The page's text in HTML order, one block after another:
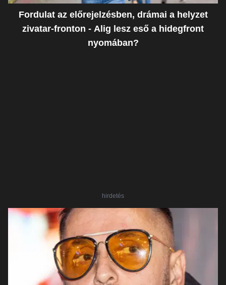
Fordulat az előrejelzésben, drámai a helyzet
zivatar-fronton - Alig lesz eső a hidegfront
nyomában?
hirdetés